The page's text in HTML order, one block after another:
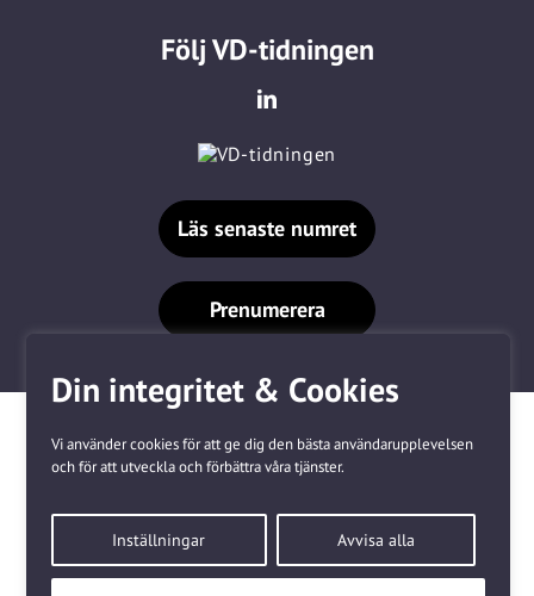
Din integritet & Cookies
Vi använder cookies för att ge dig den bästa användarupplevelsen
och för att utveckla och förbättra våra tjänster.
Inställningar Avvisa alla
Följ VD-tidningen
Läs senaste numret
Prenumerera
Kundtjänst